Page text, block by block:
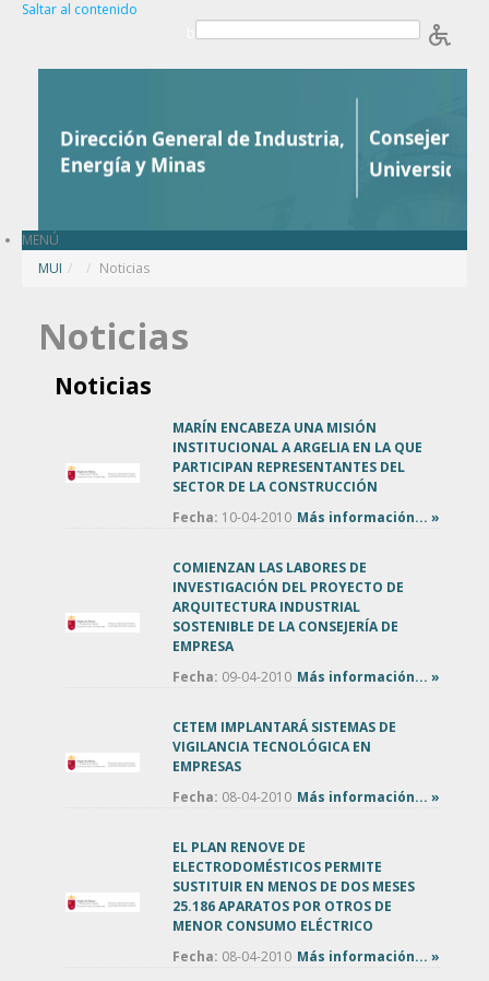
Saltar al contenido
MENÚ
MUI / Noticias
Noticias
Noticias
MARÍN ENCABEZA UNA MISIÓN
INSTITUCIONAL A ARGELIA EN LA QUE
PARTICIPAN REPRESENTANTES DEL
SECTOR DE LA CONSTRUCCIÓN
Fecha: 10-04-2010 Más información... »
COMIENZAN LAS LABORES DE
INVESTIGACIÓN DEL PROYECTO DE
ARQUITECTURA INDUSTRIAL
SOSTENIBLE DE LA CONSEJERÍA DE
EMPRESA
Fecha: 09-04-2010 Más información... »
CETEM IMPLANTARÁ SISTEMAS DE
VIGILANCIA TECNOLÓGICA EN
EMPRESAS
Fecha: 08-04-2010 Más información... »
EL PLAN RENOVE DE
ELECTRODOMÉSTICOS PERMITE
SUSTITUIR EN MENOS DE DOS MESES
25.186 APARATOS POR OTROS DE
MENOR CONSUMO ELÉCTRICO
Fecha: 08-04-2010 Más información... »